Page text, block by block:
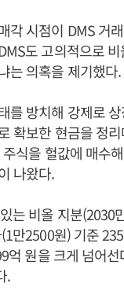
각 시점이 DMS 거
도 고의적으로
는 의혹을 제기했다.
를 방치해 강제로
확보한 현금을 정
식을 헐값에 매수
나왔다.
는 비올 지분(2030
만2500원) 기준
억 원을 크게 넘어
.